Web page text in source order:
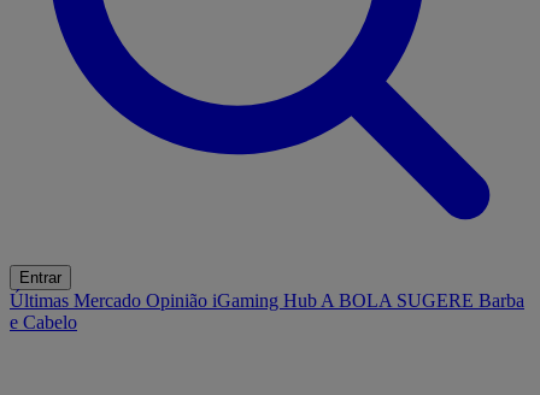
Entrar
Últimas Mercado Opinião iGaming Hub A BOLA SUGERE Barba
e Cabelo